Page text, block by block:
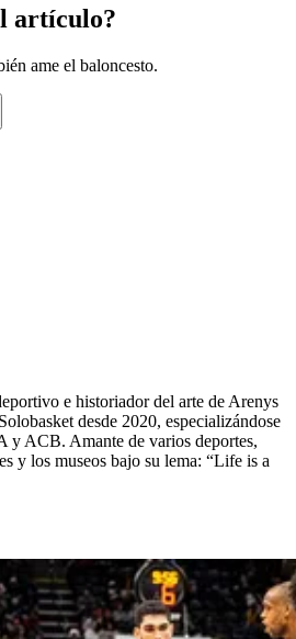
artículo?
ame el baloncesto.
e historiador del arte de Arenys
desde 2020, especializándose
ACB. Amante de varios deportes,
y los museos bajo su lema: “Life is a